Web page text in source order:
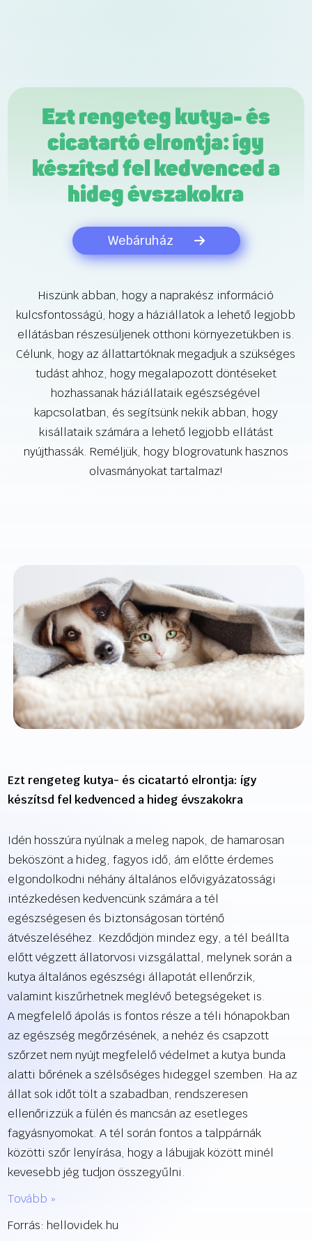
Ezt rengeteg kutya- és
cicatartó elrontja: így
készítsd fel kedvenced a
hideg évszakokra
Webáruház
Hiszünk abban, hogy a naprakész információ
kulcsfontosságú, hogy a háziállatok a lehető legjobb
ellátásban részesüljenek otthoni környezetükben is.
Célunk, hogy az állattartóknak megadjuk a szükséges
tudást ahhoz, hogy megalapozott döntéseket
hozhassanak háziállataik egészségével
kapcsolatban, és segítsünk nekik abban, hogy
kisállataik számára a lehető legjobb ellátást
nyújthassák. Reméljük, hogy blogrovatunk hasznos
olvasmányokat tartalmaz!
Ezt rengeteg kutya- és cicatartó elrontja: így
készítsd fel kedvenced a hideg évszakokra
Idén hosszúra nyúlnak a meleg napok, de hamarosan
beköszönt a hideg, fagyos idő, ám előtte érdemes
elgondolkodni néhány általános elővigyázatossági
intézkedésen kedvencünk számára a tél
egészségesen és biztonságosan történő
átvészeléséhez. Kezdődjön mindez egy, a tél beállta
előtt végzett állatorvosi vizsgálattal, melynek során a
kutya általános egészségi állapotát ellenőrzik,
valamint kiszűrhetnek meglévő betegségeket is.
A megfelelő ápolás is fontos része a téli hónapokban
az egészség megőrzésének, a nehéz és csapzott
szőrzet nem nyújt megfelelő védelmet a kutya bunda
alatti bőrének a szélsőséges hideggel szemben. Ha az
állat sok időt tölt a szabadban, rendszeresen
ellenőrizzük a fülén és mancsán az esetleges
fagyásnyomokat. A tél során fontos a talppárnák
közötti szőr lenyírása, hogy a lábujjak között minél
kevesebb jég tudjon összegyűlni.
Tovább »
Forrás: hellovidek.hu